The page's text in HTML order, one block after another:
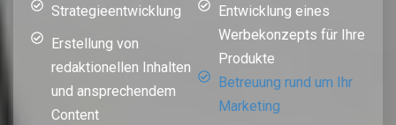
Strategieentwicklung
Erstellung von
redaktionellen Inhalten
und ansprechendem
Content
Entwicklung eines
Werbekonzepts für Ihre
Produkte
Betreuung rund um Ihr
Marketing